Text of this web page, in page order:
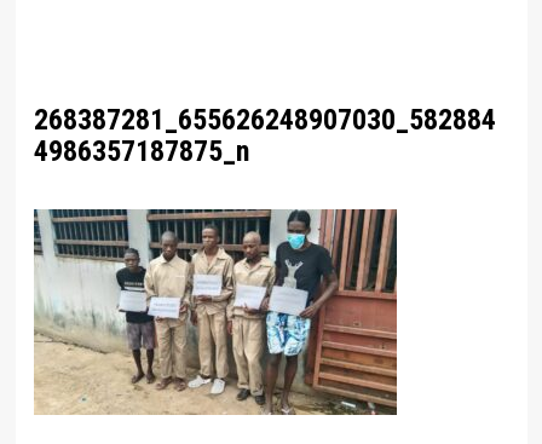
268387281_655626248907030_582884
4986357187875_n